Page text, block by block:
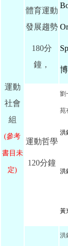
運動
社會
組
(參考
書目未
定)
體育運動
發展趨勢
180分
鐘，
運動哲學
120分鐘
劉
苑
洪
洪
黃
洪